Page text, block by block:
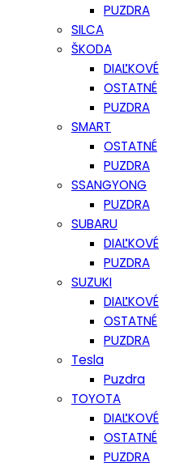
PUZDRA
SILCA
ŠKODA
DIAĽKOVÉ
OSTATNÉ
PUZDRA
SMART
OSTATNÉ
PUZDRA
SSANGYONG
PUZDRA
SUBARU
DIAĽKOVÉ
PUZDRA
SUZUKI
DIAĽKOVÉ
OSTATNÉ
PUZDRA
Tesla
Puzdra
TOYOTA
DIAĽKOVÉ
OSTATNÉ
PUZDRA